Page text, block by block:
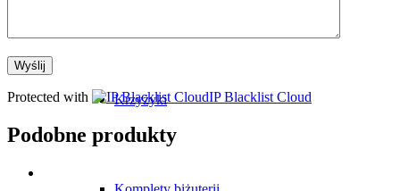
Krzyżyki
Protected with IP Blacklist Cloud
Podobne produkty